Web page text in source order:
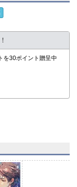
を30ポイント贈呈中